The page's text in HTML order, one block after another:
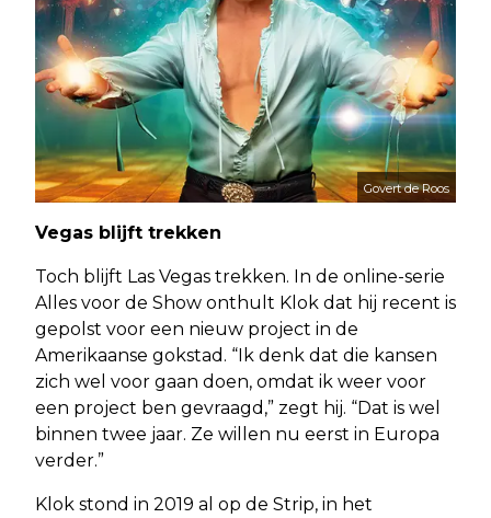
Govert de Roos
Vegas blijft trekken
Toch blijft Las Vegas trekken. In de online-serie
Alles voor de Show onthult Klok dat hij recent is
gepolst voor een nieuw project in de
Amerikaanse gokstad. “Ik denk dat die kansen
zich wel voor gaan doen, omdat ik weer voor
een project ben gevraagd,” zegt hij. “Dat is wel
binnen twee jaar. Ze willen nu eerst in Europa
verder.”
Klok stond in 2019 al op de Strip, in het